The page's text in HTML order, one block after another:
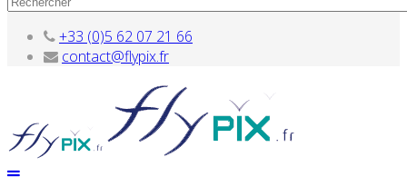
+33 (0)5 62 07 21 66
contact@flypix.fr